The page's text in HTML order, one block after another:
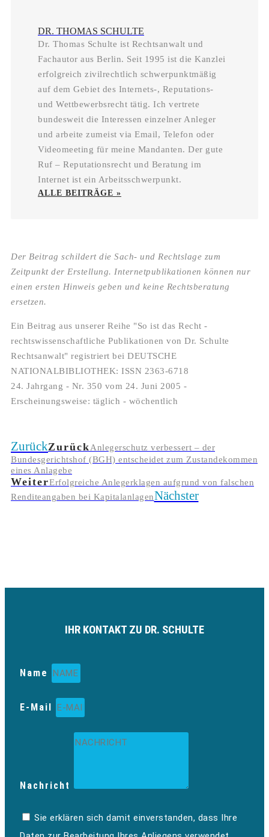
DR. THOMAS SCHULTE
Dr. Thomas Schulte ist Rechtsanwalt und
Fachautor aus Berlin. Seit 1995 ist die Kanzlei
erfolgreich zivilrechtlich schwerpunktmäßig
auf dem Gebiet des Internets-, Reputations-
und Wettbewerbsrecht tätig. Ich vertrete
bundesweit die Interessen einzelner Anleger
und arbeite zumeist via Email, Telefon oder
Videomeeting für meine Mandanten. Der gute
Ruf – Reputationsrecht und Beratung im
Internet ist ein Arbeitsschwerpunkt.
ALLE BEITRÄGE »
Der Beitrag schildert die Sach- und Rechtslage zum
Zeitpunkt der Erstellung. Internetpublikationen können nur
einen ersten Hinweis geben und keine Rechtsberatung
ersetzen.
Ein Beitrag aus unserer Reihe "So ist das Recht -
rechtswissenschaftliche Publikationen von Dr. Schulte
Rechtsanwalt" registriert bei DEUTSCHE
NATIONALBIBLIOTHEK: ISSN 2363-6718
24. Jahrgang - Nr. 350 vom 24. Juni 2005 -
Erscheinungsweise: täglich - wöchentlich
ZurückZurückAnlegerschutz verbessert – der
Bundesgerichtshof (BGH) entscheidet zum Zustandekommen
eines Anlagebe
WeiterErfolgreiche Anlegerklagen aufgrund von falschen
Renditeangaben bei KapitalanlagenNächster
IHR KONTAKT ZU DR. SCHULTE
Name
E-Mail
Nachricht
Sie erklären sich damit einverstanden, dass Ihre